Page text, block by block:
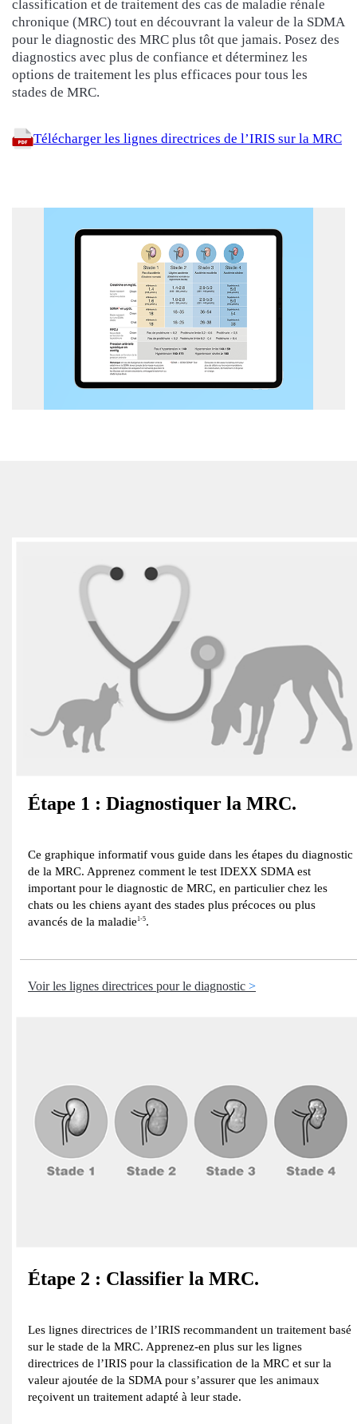
classification et de traitement des cas de maladie rénale
chronique (MRC) tout en découvrant la valeur de la SDMA
pour le diagnostic des MRC plus tôt que jamais. Posez des
diagnostics avec plus de confiance et déterminez les
options de traitement les plus efficaces pour tous les
stades de MRC.
Télécharger les lignes directrices de l’IRIS sur la MRC
Étape 1 : Diagnostiquer la MRC.
Ce graphique informatif vous guide dans les étapes du diagnostic
de la MRC. Apprenez comment le test IDEXX SDMA est
important pour le diagnostic de MRC, en particulier chez les
chats ou les chiens ayant des stades plus précoces ou plus
avancés de la maladie1-5.
Voir les lignes directrices pour le diagnostic
Étape 2 : Classifier la MRC.
Les lignes directrices de l’IRIS recommandent un traitement basé
sur le stade de la MRC. Apprenez-en plus sur les lignes
directrices de l’IRIS pour la classification de la MRC et sur la
valeur ajoutée de la SDMA pour s’assurer que les animaux
reçoivent un traitement adapté à leur stade.